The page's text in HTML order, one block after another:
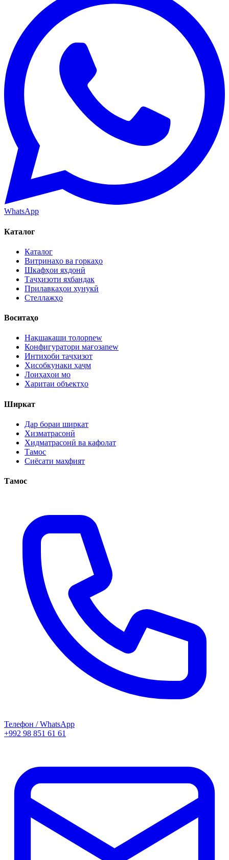
WhatsApp
Каталог
Каталог
Витринаҳо ва горкаҳо
Шкафҳои яхдонӣ
Таҷҳизоти яхбандак
Прилавкаҳои хунукӣ
Стеллажҳо
Воситаҳо
Нақшакаши толорnew
Конфигуратори мағозаnew
Интихоби таҷҳизот
Ҳисобкунаки ҳаҷм
Лоиҳаҳои мо
Харитаи объектҳо
Ширкат
Дар бораи ширкат
Хизматрасонӣ
Хидматрасонӣ ва кафолат
Тамос
Сиёсати махфият
Тамос
Телефон / WhatsApp
+992 98 851 61 61